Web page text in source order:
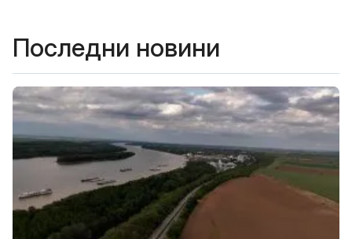
Последни новини